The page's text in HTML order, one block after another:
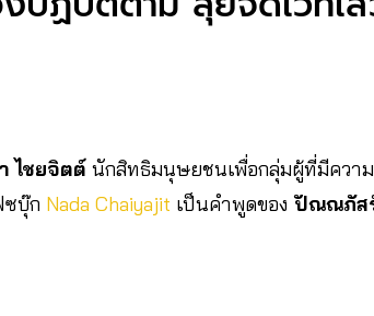
ไชยจิตต์ นักสิทธิมนุษยชนเพื่อกลุ่มผู้ที่มีควา
ซบุ๊ก Nada Chaiyajit เป็นคำพูดของปัณณภัส